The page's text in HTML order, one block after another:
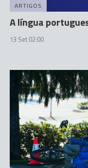
ARTIGOS
A língua
13 Set 02:00